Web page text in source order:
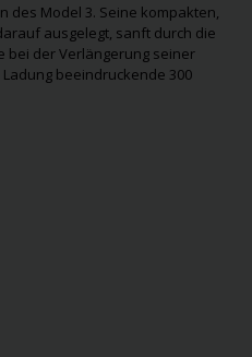
des Model 3. Seine kompakten,
ausgelegt, sanft durch die
bei der Verlängerung seiner
beeindruckende 300